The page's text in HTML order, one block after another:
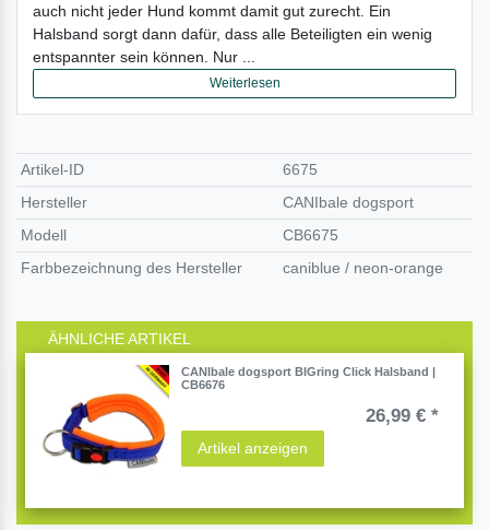
auch nicht jeder Hund kommt damit gut zurecht. Ein
Halsband sorgt dann dafür, dass alle Beteiligten ein wenig
entspannter sein können. Nur ...
Weiterlesen
Artikel-ID
6675
Hersteller
CANIbale dogsport
Modell
CB6675
Farbbezeichnung des Hersteller
caniblue / neon-orange
ÄHNLICHE ARTIKEL
CANIbale dogsport BIGring Click Halsband |
CB6676
26,99 € *
Artikel anzeigen